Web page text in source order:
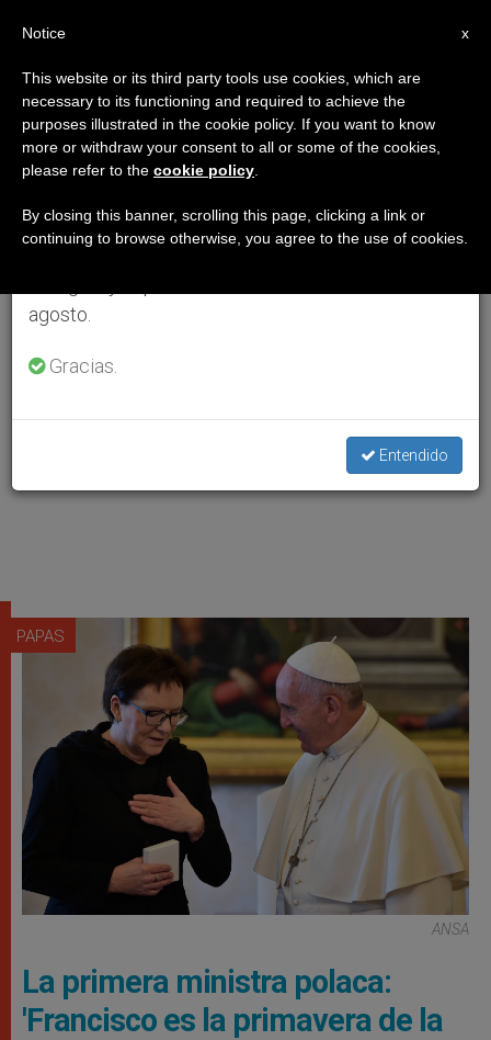
PAPAS
ANSA
La primera ministra polaca:
'Francisco es la primavera de la
×
Aviso importante
Del 27 de julio al 7 de agosto haremos la pausa
anual, aprovechando que en el periodo de verano
se generan menos informaciones y también el
agosto.
Gracias.
Entendido
x
Notice
This website or its third party tools use cookies, which are
necessary to its functioning and required to achieve the
purposes illustrated in the cookie policy. If you want to know
more or withdraw your consent to all or some of the cookies,
please refer to the cookie policy
By closing this banner, scrolling this page, clicking a link or
continuing to browse otherwise, you agree to the use of cookies.